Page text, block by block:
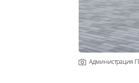
Администрация